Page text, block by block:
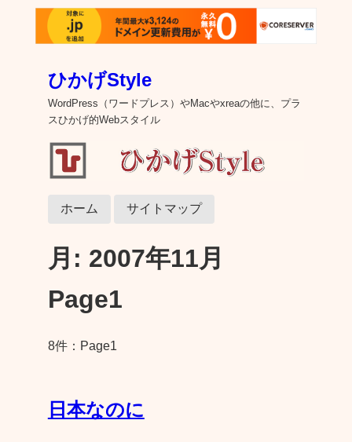
ひかげStyle
WordPress（ワードプレス）やMacやxreaの他に、プラ
スひかげ的Webスタイル
ホーム サイトマップ
月: 2007年11月
Page1
8件：Page1
日本なのに